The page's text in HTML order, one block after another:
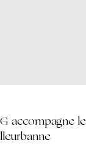
accompagne le